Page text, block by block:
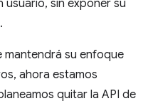
usuario, sin exponer su
mantendrá su enfoque
ahora estamos
quitar la API de